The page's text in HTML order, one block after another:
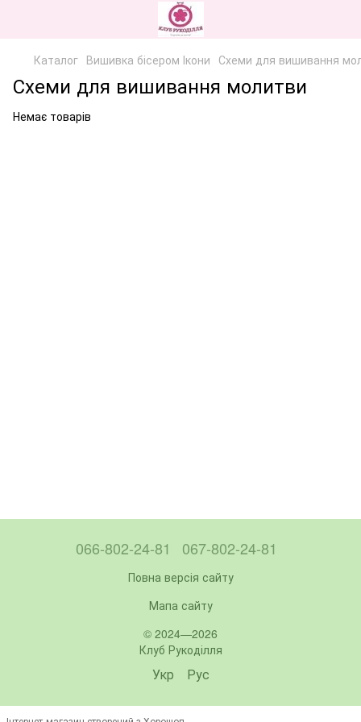
Каталог Вишивка бісером Ікони Схеми для вишивання
Схеми для вишивання молитви
Немає товарів
066-802-24-81 067-802-24-81
Повна версія сайту
Мапа сайту
© 2024—2026
Клуб Рукоділля
Укр Рус